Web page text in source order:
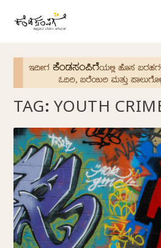
TAG: YOUTH